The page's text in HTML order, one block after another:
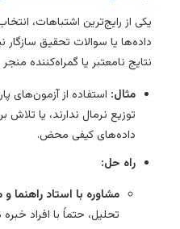
یکی از رایج‌ترین اشتباهات،
داده‌ها یا سوالات تحقیق
نتایج نامعتبر یا گمراه‌کننده
مثال: استفاده از آزمون‌های
توزیع نرمال ندارند، یا
داده‌های کیفی محض.
راه حل:
مشاوره با استاد راهنما
تحلیل، حتماً با افراد